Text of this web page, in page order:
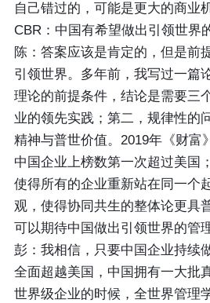
自己错过的，可能是更大的商业
CBR：中国有希望做出引领世界
陈：答案应该是肯定的，但是前
引领世界。多年前，我写过一篇
理论的前提条件，结论是需要三
业的领先实践；第二，规律性的
精神与普世价值。2019年《财富
中国企业上榜数第一次超过美国
使得所有的企业重新站在同一个
观，使得协同共生的整体论更具
可以期待中国做出引领世界的管
彭：我相信，只要中国企业持续
全面超越美国，中国拥有一大批
世界级企业的时候，全世界管理